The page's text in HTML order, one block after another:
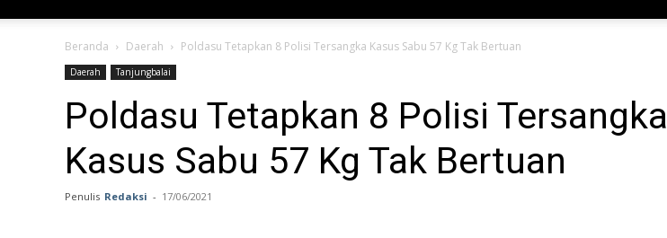
Beranda Daerah Poldasu Tetapkan 8 Polisi Tersangka Kasus Sabu 57 Kg Tak Bertuan
Daerah Tanjungbalai
Poldasu Tetapkan 8 Polisi Tersangka
Kasus Sabu 57 Kg Tak Bertuan
Penulis Redaksi - 17/06/2021